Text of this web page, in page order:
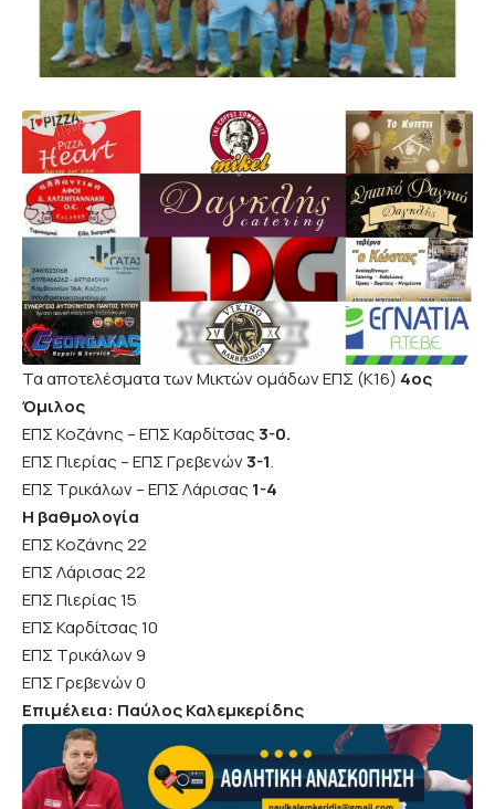
Τα αποτελέσματα των Μικτών ομάδων ΕΠΣ (Κ16) 4ος
Όμιλος
ΕΠΣ Κοζάνης – ΕΠΣ Καρδίτσας3-0.
ΕΠΣ Πιερίας – ΕΠΣ Γρεβενών3-1.
ΕΠΣ Τρικάλων – ΕΠΣ Λάρισας 1-4
Η βαθμολογία
ΕΠΣ Κοζάνης 22
ΕΠΣ Λάρισας 22
ΕΠΣ Πιερίας 15
ΕΠΣ Καρδίτσας 10
ΕΠΣ Τρικάλων 9
ΕΠΣ Γρεβενών 0
Επιμέλεια: Παύλος Καλεμκερίδης